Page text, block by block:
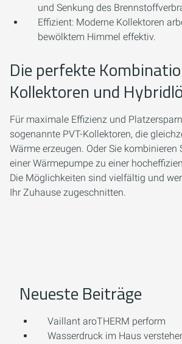
und Senkung des
Effizient: Moderne Kollektoren
bewölktem Himmel effektiv.
Die perfekte
Kollektoren und
Für maximale Effizienz und
sogenannte PVT-Kollektoren, die
Wärme erzeugen. Oder Sie
einer Wärmepumpe zu einer
Die Möglichkeiten sind vielfältig und
Ihr Zuhause zugeschnitten.
Neueste Beiträge
Vaillant aroTHERM perform
Wasserdruck im Haus